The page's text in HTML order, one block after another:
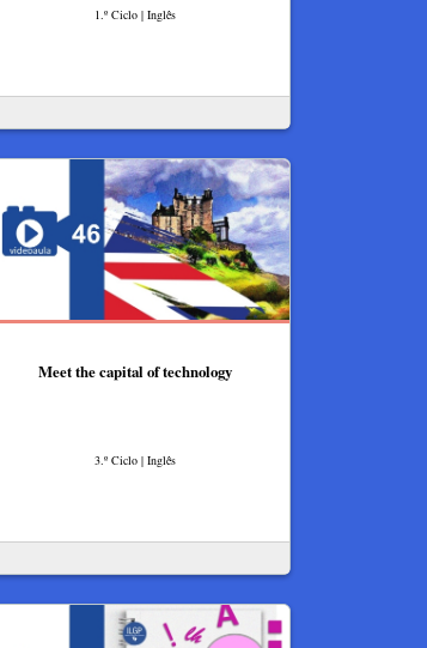
1.º Ciclo | Inglês
Meet the capital of technology
3.º Ciclo | Inglês